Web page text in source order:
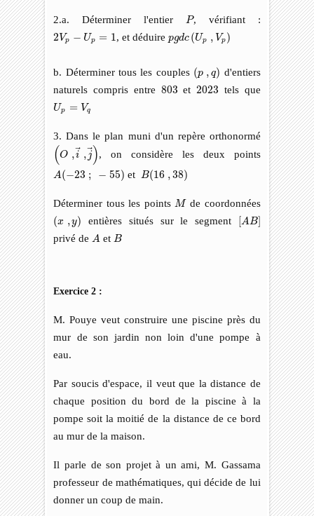
2.a. Déterminer l'entier P
P, vérifiant :
2 Vp − Up = 1
2V Up , et déduire pgdc (Up , Vp )
d (Up Vp )
b. Déterminer tous les couples (p , q)
(
d'entiers
naturels compris entre 803
803 et2023
2023 tels que
Up = Vq
U Vq
3. Dans le plan muni d'un repère orthonormé
(O ,i , j)
(O → →
, on considère les deux points
A (−23 ; − 55)
A ( 23 ) et B(16 ,38)
B(16, 38)
Déterminer tous les points M
Mde coordonnées
(x ,y)
( entières situés sur le segment [A B]
[ A B]
privé de A
A et B
B
Exercice 2 :
M. Pouye veut construire une piscine près du
mur de son jardin non loin d'une pompe à
eau.
Par soucis d'espace, il veut que la distance de
chaque position du bord de la piscine à la
pompe soit la moitié de la distance de ce bord
au mur de la maison.
Il parle de son projet à un ami, M. Gassama
professeur de mathématiques, qui décide de lui
donner un coup de main.